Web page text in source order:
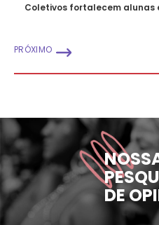
Coletivos fortalecem alunas
PRÓXIMO
DE